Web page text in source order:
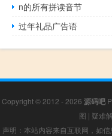
n的所有拼读音节
过年礼品广告语
Copyright © 2012 - 2026 源码吧
图 | 疑难
声明：本站内容来自互联网，如